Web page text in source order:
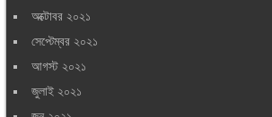
অক্টোবর ২০২১
সেপ্টেম্বর ২০২১
আগস্ট ২০২১
জুলাই ২০২১